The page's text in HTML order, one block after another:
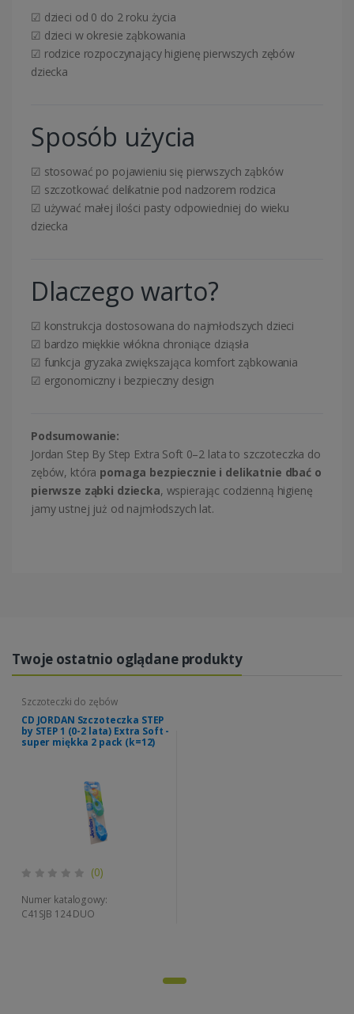
☑ dzieci od 0 do 2 roku życia
☑ dzieci w okresie ząbkowania
☑ rodzice rozpoczynający higienę pierwszych zębów
dziecka
Sposób użycia
☑ stosować po pojawieniu się pierwszych ząbków
☑ szczotkować delikatnie pod nadzorem rodzica
☑ używać małej ilości pasty odpowiedniej do wieku
dziecka
Dlaczego warto?
☑ konstrukcja dostosowana do najmłodszych dzieci
☑ bardzo miękkie włókna chroniące dziąsła
☑ funkcja gryzaka zwiększająca komfort ząbkowania
☑ ergonomiczny i bezpieczny design
Podsumowanie:
Jordan Step By Step Extra Soft 0–2 lata to szczoteczka do
zębów, która pomaga bezpiecznie i delikatnie dbać o
pierwsze ząbki dziecka, wspierając codzienną higienę
jamy ustnej już od najmłodszych lat.
Twoje ostatnio oglądane produkty
Szczoteczki do zębów
CD JORDAN Szczoteczka STEP
by STEP 1 (0-2 lata) Extra Soft -
super miękka 2 pack (k=12)
(0)
Numer katalogowy:
C41SJB 124 DUO